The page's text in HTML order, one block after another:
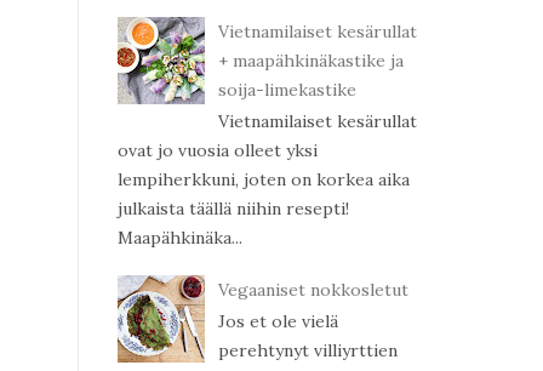
Vietnamilaiset kesärullat
+ maapähkinäkastike ja
soija-limekastike
Vietnamilaiset kesärullat
ovat jo vuosia olleet yksi
lempiherkkuni, joten on korkea aika
julkaista täällä niihin resepti!
Maapähkinäka...
Vegaaniset nokkosletut
Jos et ole vielä
perehtynyt villiyrttien